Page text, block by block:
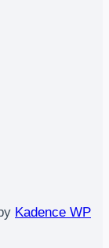
Kadence WP